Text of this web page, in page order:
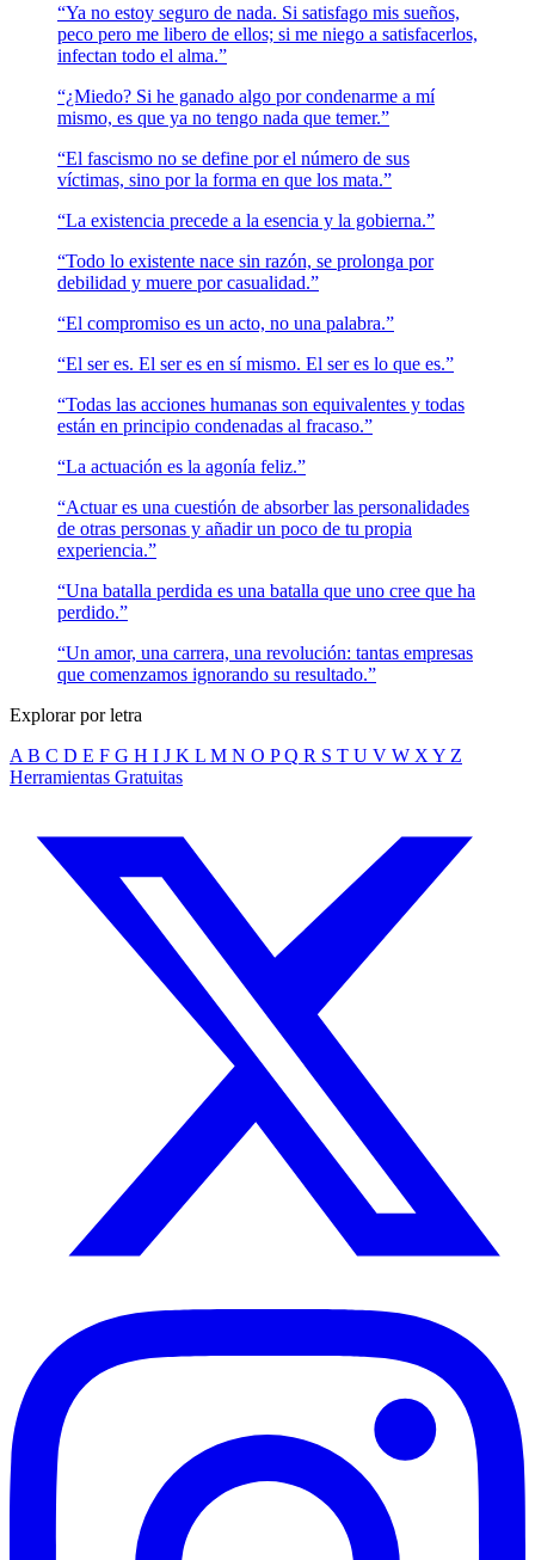
“Ya no estoy seguro de nada. Si satisfago mis sueños,
peco pero me libero de ellos; si me niego a satisfacerlos,
infectan todo el alma.”
“¿Miedo? Si he ganado algo por condenarme a mí
mismo, es que ya no tengo nada que temer.”
“El fascismo no se define por el número de sus
víctimas, sino por la forma en que los mata.”
“La existencia precede a la esencia y la gobierna.”
“Todo lo existente nace sin razón, se prolonga por
debilidad y muere por casualidad.”
“El compromiso es un acto, no una palabra.”
“El ser es. El ser es en sí mismo. El ser es lo que es.”
“Todas las acciones humanas son equivalentes y todas
están en principio condenadas al fracaso.”
“La actuación es la agonía feliz.”
“Actuar es una cuestión de absorber las personalidades
de otras personas y añadir un poco de tu propia
experiencia.”
“Una batalla perdida es una batalla que uno cree que ha
perdido.”
“Un amor, una carrera, una revolución: tantas empresas
que comenzamos ignorando su resultado.”
Explorar por letra
A B C D E F G H I J K L M N O P Q R S T U V W X Y Z
Herramientas Gratuitas